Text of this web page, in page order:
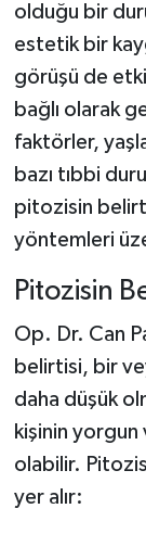
olduğu bir
estetik bir
görüşü de
bağlı olarak
faktörler,
bazı tıbbi
pitozisin
yöntemleri
Pitozisin
Op. Dr. Can
belirtisi, bir
daha düşük
kişinin
olabilir.
yer alır: